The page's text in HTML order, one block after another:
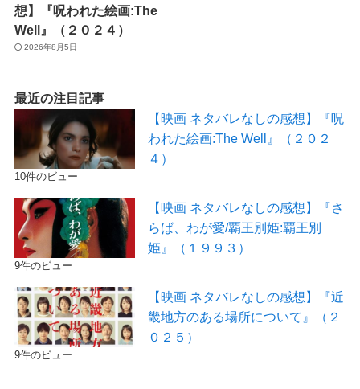
想】『呪われた絵画:The
Well』（２０２４）
2026年8月5日
最近の注目記事
【映画 ネタバレなしの感想】『呪
われた絵画:The Well』（２０２
４）
10件のビュー
【映画 ネタバレなしの感想】『さ
らば、わが愛/覇王別姫:覇王別
姫』（１９９３）
9件のビュー
【映画 ネタバレなしの感想】『近
畿地方のある場所について』（２
０２５）
9件のビュー